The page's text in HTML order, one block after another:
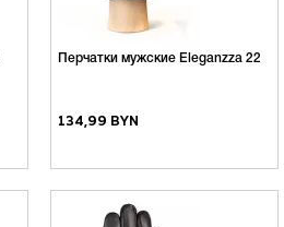
Перчатки мужские Eleganzza 22
134,99 BYN